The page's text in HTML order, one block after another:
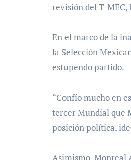
revisión del T-MEC,
En el marco de la
la Selección
estupendo partido.
“Confío mucho en
tercer Mundial que
posición política,